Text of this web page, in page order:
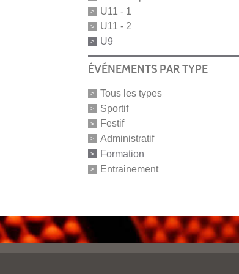
U11 - 1
U11 - 2
U9
ÉVÉNEMENTS PAR TYPE
Tous les types
Sportif
Festif
Administratif
Formation
Entrainement